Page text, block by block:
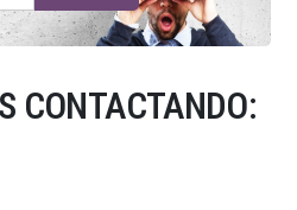
CONTACTANDO: